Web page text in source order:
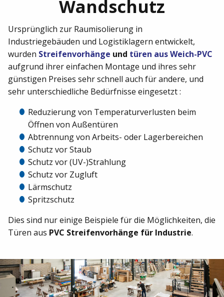
Wandschutz
Ursprünglich zur Raumisolierung in
Industriegebäuden und Logistiklagern entwickelt,
wurden Streifenvorhänge und türen aus Weich-PVC
aufgrund ihrer einfachen Montage und ihres sehr
günstigen Preises sehr schnell auch für andere, und
sehr unterschiedliche Bedürfnisse eingesetzt :
Reduzierung von Temperaturverlusten beim
Öffnen von Außentüren
Abtrennung von Arbeits- oder Lagerbereichen
Schutz vor Staub
Schutz vor (UV-)Strahlung
Schutz vor Zugluft
Lärmschutz
Spritzschutz
Dies sind nur einige Beispiele für die Möglichkeiten, die
Türen aus PVC Streifenvorhänge für Industrie.